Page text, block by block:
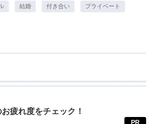
結婚 付き合い プライベート
疲れ度をチェック！
PR